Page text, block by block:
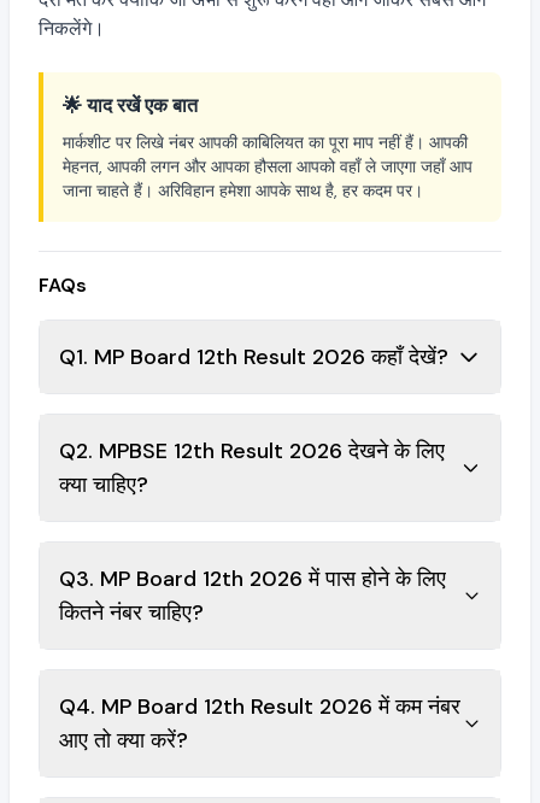
निकलेंगे।
🌟 याद रखें एक बात
मार्कशीट पर लिखे नंबर आपकी काबिलियत का पूरा माप नहीं हैं। आपकी
मेहनत, आपकी लगन और आपका हौसला आपको वहाँ ले जाएगा जहाँ आप
जाना चाहते हैं। अरिविहान हमेशा आपके साथ है, हर कदम पर।
FAQs
Q1. MP Board 12th Result 2026 कहाँ देखें?
Q2. MPBSE 12th Result 2026 देखने के लिए
क्या चाहिए?
Q3. MP Board 12th 2026 में पास होने के लिए
कितने नंबर चाहिए?
Q4. MP Board 12th Result 2026 में कम नंबर
आए तो क्या करें?